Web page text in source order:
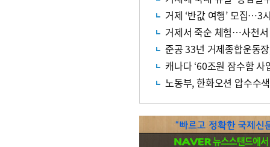
거제 ‘반값 여행’ 모집…3
거제서 죽순 체험…사천
준공 33년 거제종합운동
캐나다 ‘60조원 잠수함 사
노동부, 한화오션 압수수